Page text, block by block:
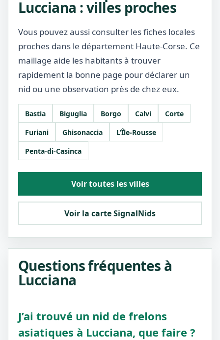
Lucciana : villes proches
Vous pouvez aussi consulter les fiches locales
proches dans le département Haute-Corse. Ce
maillage aide les habitants à trouver
rapidement la bonne page pour déclarer un
nid ou une observation près de chez eux.
Bastia Biguglia Borgo Calvi
Corte
Furiani
Ghisonaccia
L’Île-Rousse
Penta-di-Casinca
Voir toutes les villes
Voir la carte SignalNids
Questions fréquentes à
Lucciana
J’ai trouvé un nid de frelons
asiatiques à Lucciana, que faire ?